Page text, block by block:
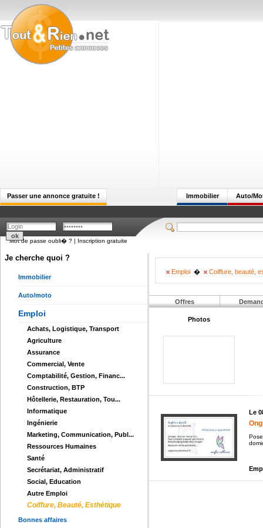
Passer une annonce gratuite ! Auto/
Immobilier
Mot de passe oubli� ? | Inscription gratuite
Je cherche quoi ?
Immobilier
Auto/moto
Emploi
Achats, Logistique, Transport
Agriculture
Assurance
Commercial, Vente
Comptabilité, Gestion, Financ...
Construction, BTP
Hôtellerie, Restauration, Tou...
Informatique
Ingénierie
Marketing, Communication, Publ...
Ressources Humaines
Santé
Secrétariat, Administratif
Social, Education
Autre Emploi
Coiffure, Beauté, Esthétique
Bonnes affaires
Emploi � Coiffure, beauté,
Offres
Photos
Le